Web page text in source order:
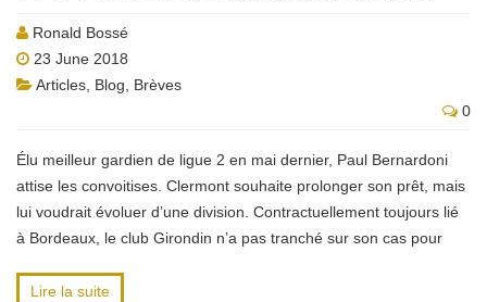
Ronald Bossé
23 June 2018
Articles Blog
Brèves
0
Élu meilleur gardien de ligue 2 en mai dernier, Paul Bernardoni
attise les convoitises. Clermont souhaite prolonger son prêt, mais
lui voudrait évoluer d’une division. Contractuellement toujours lié
à Bordeaux, le club Girondin n’a pas tranché sur son cas pour
Lire la suite